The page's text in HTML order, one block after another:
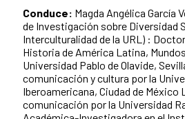
Conduce: Magda Angélica García
de Investigación sobre Diversidad
Interculturalidad de la URL) :
Historia de América Latina,
Universidad Pablo de Olavide,
comunicación y cultura por la
Iberoamericana, Ciudad de México
comunicación por la Universidad